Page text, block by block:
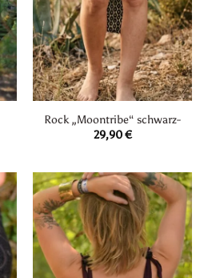
Rock „Moontribe“ schwarz-
29,90€